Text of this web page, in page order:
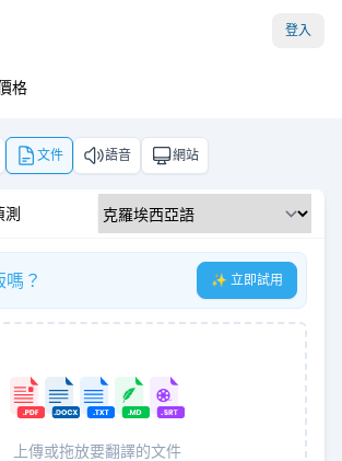
登入
格
文件 語音 網站
測
？ ✨ 立即試用
上傳或拖放要翻譯的文件